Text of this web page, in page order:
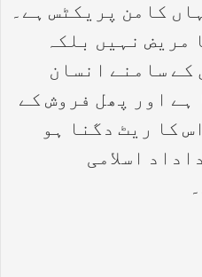
کامن پریکٹس ہے۔
مریض نہیں بلکہ
کے سامنے انسان
ہے اور پھل فروش کے
کا ریٹ دگنا ہو
اسلامی